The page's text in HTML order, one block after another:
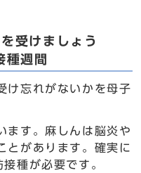
受けましょう
種週間
け忘れがないかを母子
ます。麻しんは脳炎や
とがあります。確実に
種が必要です。